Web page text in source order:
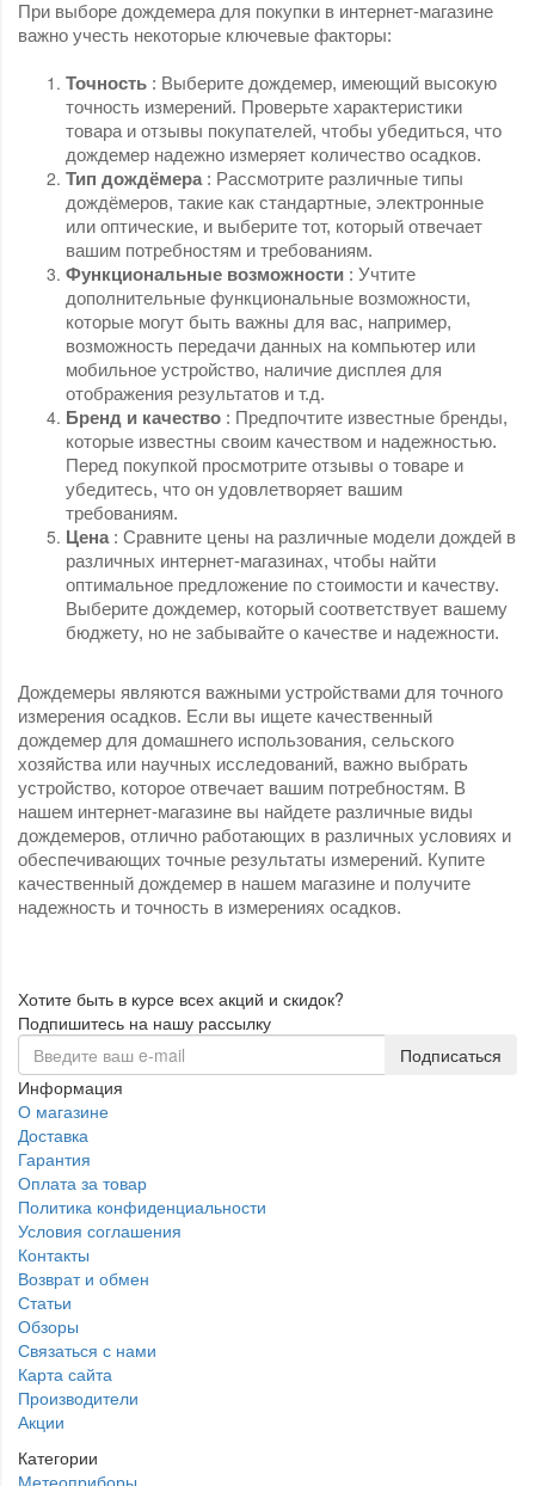
При выборе дождемера для покупки в интернет-магазине
важно учесть некоторые ключевые факторы:
Точность : Выберите дождемер, имеющий высокую
точность измерений. Проверьте характеристики
товара и отзывы покупателей, чтобы убедиться, что
дождемер надежно измеряет количество осадков.
Тип дождёмера : Рассмотрите различные типы
дождёмеров, такие как стандартные, электронные
или оптические, и выберите тот, который отвечает
вашим потребностям и требованиям.
Функциональные возможности : Учтите
дополнительные функциональные возможности,
которые могут быть важны для вас, например,
возможность передачи данных на компьютер или
мобильное устройство, наличие дисплея для
отображения результатов и т.д.
Бренд и качество : Предпочтите известные бренды,
которые известны своим качеством и надежностью.
Перед покупкой просмотрите отзывы о товаре и
убедитесь, что он удовлетворяет вашим
требованиям.
Цена : Сравните цены на различные модели дождей в
различных интернет-магазинах, чтобы найти
оптимальное предложение по стоимости и качеству.
Выберите дождемер, который соответствует вашему
бюджету, но не забывайте о качестве и надежности.
Дождемеры являются важными устройствами для точного
измерения осадков. Если вы ищете качественный
дождемер для домашнего использования, сельского
хозяйства или научных исследований, важно выбрать
устройство, которое отвечает вашим потребностям. В
нашем интернет-магазине вы найдете различные виды
дождемеров, отлично работающих в различных условиях и
обеспечивающих точные результаты измерений. Купите
качественный дождемер в нашем магазине и получите
надежность и точность в измерениях осадков.
Хотите быть в курсе всех акций и скидок?
Подпишитесь на нашу рассылку
Подписаться
Информация
О магазине
Доставка
Гарантия
Оплата за товар
Политика конфиденциальности
Условия соглашения
Контакты
Возврат и обмен
Статьи
Обзоры
Связаться с нами
Карта сайта
Производители
Акции
Категории
Метеоприборы